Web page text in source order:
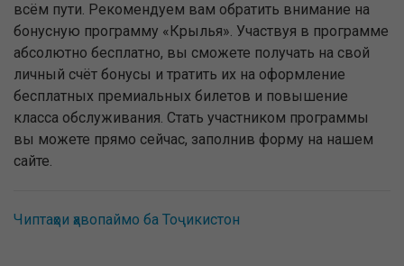
всём пути. Рекомендуем вам обратить внимание на
бонусную программу «Крылья». Участвуя в программе
абсолютно бесплатно, вы сможете получать на свой
личный счёт бонусы и тратить их на оформление
бесплатных премиальных билетов и повышение
класса обслуживания. Стать участником программы
вы можете прямо сейчас, заполнив форму на нашем
сайте.
Чиптаҳои ҳавопаймо ба Тоҷикистон